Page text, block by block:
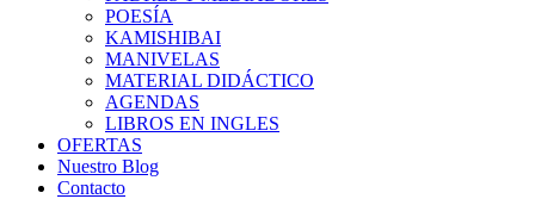
POESÍA
KAMISHIBAI
MANIVELAS
MATERIAL DIDÁCTICO
AGENDAS
LIBROS EN INGLES
OFERTAS
Nuestro Blog
Contacto